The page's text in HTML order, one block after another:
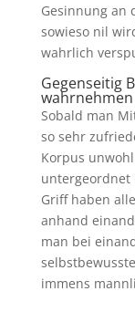
Gesinnung an
sowieso nil
wahrlich
Gegenseitig
wahrnehmen
Sobald man
so sehr
Korpus
untergeordnet
Griff haben
anhand
man bei
immens